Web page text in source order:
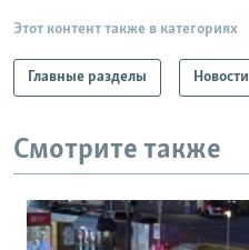
Этот контент также в категориях
Главные разделы Новости
Смотрите также